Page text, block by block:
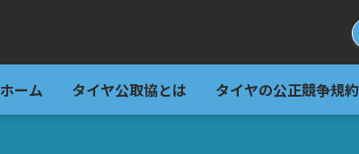
ホーム タイヤ公取協とは タイヤの公正競争規約